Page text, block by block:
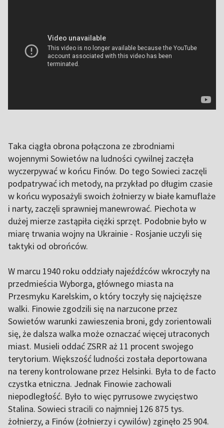
Taka ciągła obrona połączona ze zbrodniami
wojennymi Sowietów na ludności cywilnej zaczęła
wyczerpywać w końcu Finów. Do tego Sowieci zaczęli
podpatrywać ich metody, na przykład po długim czasie
w końcu wyposażyli swoich żołnierzy w białe kamuflaże
i narty, zaczęli sprawniej manewrować. Piechota w
dużej mierze zastąpiła ciężki sprzęt. Podobnie było w
miarę trwania wojny na Ukrainie - Rosjanie uczyli się
taktyki od obrońców.
W marcu 1940 roku oddziały najeźdźców wkroczyły na
przedmieścia Wyborga, głównego miasta na
Przesmyku Karelskim, o który toczyły się najcięższe
walki. Finowie zgodzili się na narzucone przez
Sowietów warunki zawieszenia broni, gdy zorientowali
się, że dalsza walka może oznaczać więcej utraconych
miast. Musieli oddać ZSRR aż 11 procent swojego
terytorium. Większość ludności została deportowana
na tereny kontrolowane przez Helsinki. Była to de facto
czystka etniczna. Jednak Finowie zachowali
niepodległość. Było to więc pyrrusowe zwycięstwo
Stalina. Sowieci stracili co najmniej 126 875 tys.
żołnierzy, a Finów (żołnierzy i cywilów) zginęło 25 904.